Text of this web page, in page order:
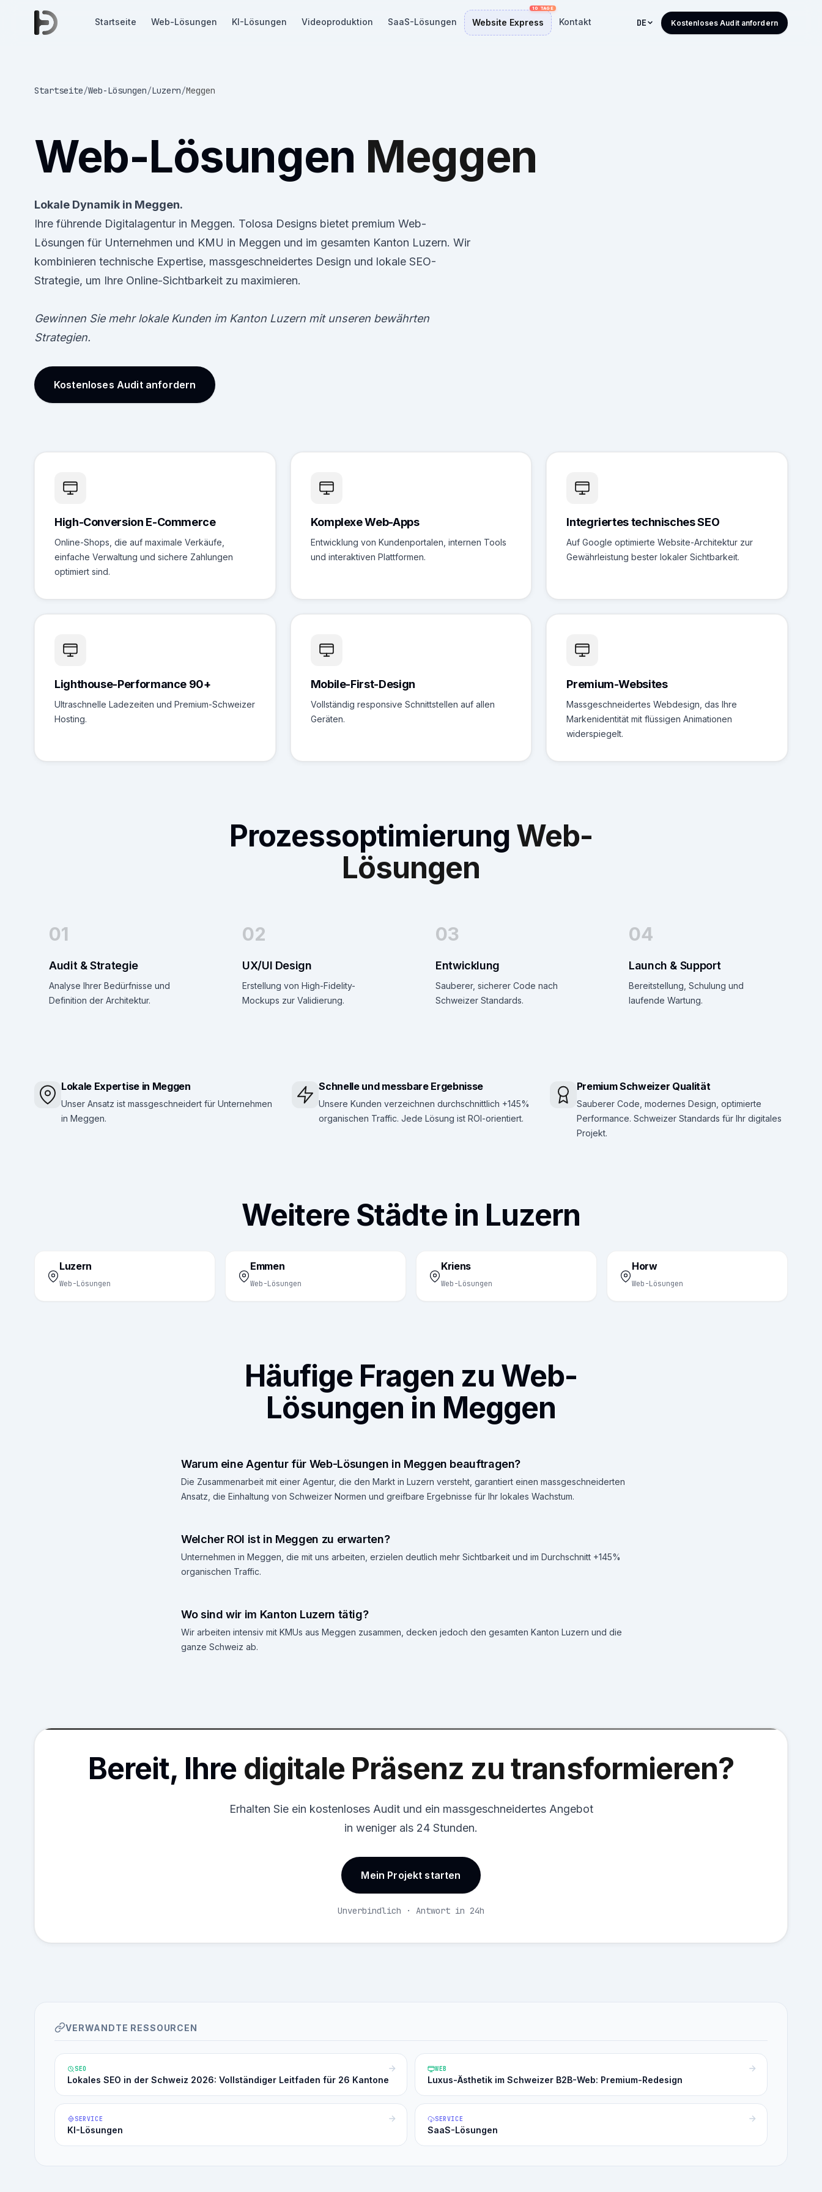
Startseite Web-Lösungen KI-Lösungen Videoproduktion SaaS-Lösungen Website Express Kontakt DE Kostenloses Audit anfordern
Startseite/Web-Lösungen/Luzern/Meggen
Web-Lösungen Meggen
Lokale Dynamik in Meggen.
Ihre führende Digitalagentur in Meggen. Tolosa Designs bietet premium Web-
Lösungen für Unternehmen und KMU in Meggen und im gesamten Kanton Luzern. Wir
kombinieren technische Expertise, massgeschneidertes Design und lokale SEO-
Strategie, um Ihre Online-Sichtbarkeit zu maximieren.
Gewinnen Sie mehr lokale Kunden im Kanton Luzern mit unseren bewährten
Strategien.
Kostenloses Audit anfordern
High-Conversion E-Commerce
Online-Shops, die auf maximale Verkäufe,
einfache Verwaltung und sichere Zahlungen
optimiert sind.
Komplexe Web-Apps
Entwicklung von Kundenportalen, internen Tools
und interaktiven Plattformen.
Integriertes technisches SEO
Auf Google optimierte Website-Architektur zur
Gewährleistung bester lokaler Sichtbarkeit.
Lighthouse-Performance 90+
Ultraschnelle Ladezeiten und Premium-Schweizer
Hosting.
Mobile-First-Design
Vollständig responsive Schnittstellen auf allen
Geräten.
Premium-Websites
Massgeschneidertes Webdesign, das Ihre
Markenidentität mit flüssigen Animationen
widerspiegelt.
Prozessoptimierung Web-
Lösungen
01
Audit & Strategie
Analyse Ihrer Bedürfnisse und
Definition der Architektur.
02
UX/UI Design
Erstellung von High-Fidelity-
Mockups zur Validierung.
03
Entwicklung
Sauberer, sicherer Code nach
Schweizer Standards.
04
Launch & Support
Bereitstellung, Schulung und
laufende Wartung.
Lokale Expertise in Meggen
Unser Ansatz ist massgeschneidert für Unternehmen
in Meggen.
Schnelle und messbare Ergebnisse
Unsere Kunden verzeichnen durchschnittlich +145%
organischen Traffic. Jede Lösung ist ROI-orientiert.
Premium Schweizer Qualität
Sauberer Code, modernes Design, optimierte
Performance. Schweizer Standards für Ihr digitales
Projekt.
Weitere Städte in Luzern
Luzern
Web-Lösungen
Emmen
Web-Lösungen
Kriens
Web-Lösungen
Horw
Web-Lösungen
Häufige Fragen zu Web-
Lösungen in Meggen
Warum eine Agentur für Web-Lösungen in Meggen beauftragen?
Die Zusammenarbeit mit einer Agentur, die den Markt in Luzern versteht, garantiert einen massgeschneiderten
Ansatz, die Einhaltung von Schweizer Normen und greifbare Ergebnisse für Ihr lokales Wachstum.
Welcher ROI ist in Meggen zu erwarten?
Unternehmen in Meggen, die mit uns arbeiten, erzielen deutlich mehr Sichtbarkeit und im Durchschnitt +145%
organischen Traffic.
Wo sind wir im Kanton Luzern tätig?
Wir arbeiten intensiv mit KMUs aus Meggen zusammen, decken jedoch den gesamten Kanton Luzern und die
ganze Schweiz ab.
Bereit, Ihre digitale Präsenz zu transformieren?
Erhalten Sie ein kostenloses Audit und ein massgeschneidertes Angebot
in weniger als 24 Stunden.
Mein Projekt starten
Unverbindlich · Antwort in 24h
VERWANDTE RESSOURCEN
SEO
Lokales SEO in der Schweiz 2026: Vollständiger Leitfaden für 26 Kantone
WEB
Luxus-Ästhetik im Schweizer B2B-Web: Premium-Redesign
SERVICE
KI-Lösungen
SERVICE
SaaS-Lösungen